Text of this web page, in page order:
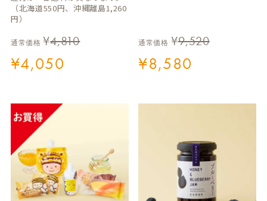
（北海道550円、沖縄離島1,260
円）
通常価格 ¥4,810
¥4,050
通常価格 ¥9,520
¥8,580